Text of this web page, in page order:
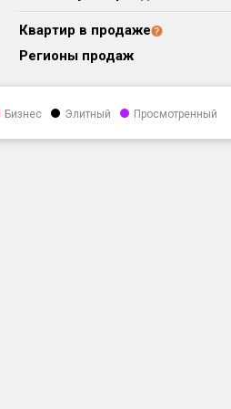
Квартир в продаже
Регионы продаж
Бизнес Элитный Просмотренный